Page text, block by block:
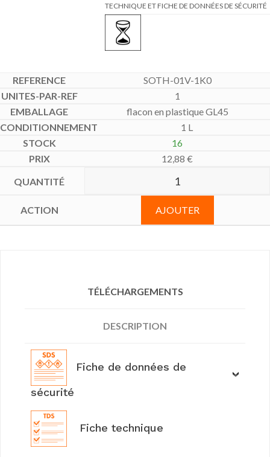
TECHNIQUE ET FICHE DE DONNÉES DE SÉCURITÉ
SOTH-01V-1K0
1
flacon en plastique GL45
1 L
16
12,88 €
AJOUTER
TÉLÉCHARGEMENTS
DESCRIPTION
Fiche de données de
sécurité
Fiche technique